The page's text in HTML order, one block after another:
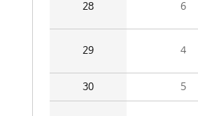
28 6
29 4
30 5